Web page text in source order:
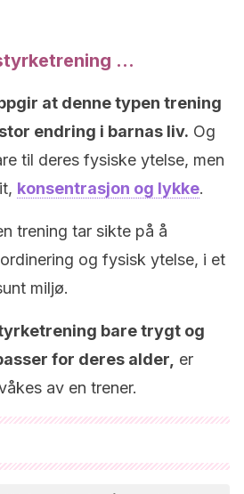
…
at denne typen trening
endring i barnas liv. Og
til deres fysiske ytelse, men
konsentrasjon og lykke.
trening tar sikte på å
og fysisk ytelse, i et
miljø.
bare trygt og
for deres alder, er
av en trener.
gjennomgått av teamet vårt for å